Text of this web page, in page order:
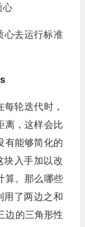
心
心去运行标准
轮迭代时，
离，这样会比
有能够简化的
块入手加以改
算。那么哪些
用了两边之和
边的三角形性